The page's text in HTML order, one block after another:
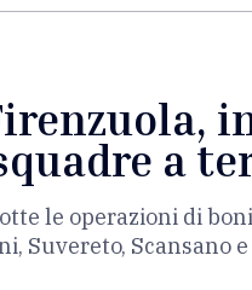
a
le operazioni di
Suvereto, Scansano